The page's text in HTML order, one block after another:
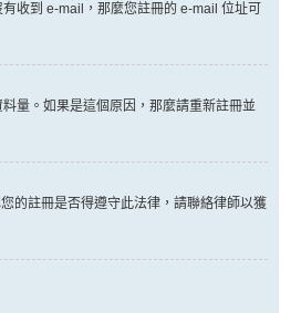
收到 e-mail，那麼您註冊的 e-mail 位址可
量。如果是這個原因，那麼請重新註冊並
的註冊是否得遵守此法律，請聯絡律師以獲